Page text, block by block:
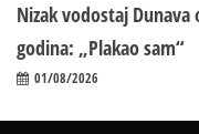
Nizak vodostaj
godina: „Plakao sam“
01/08/2026